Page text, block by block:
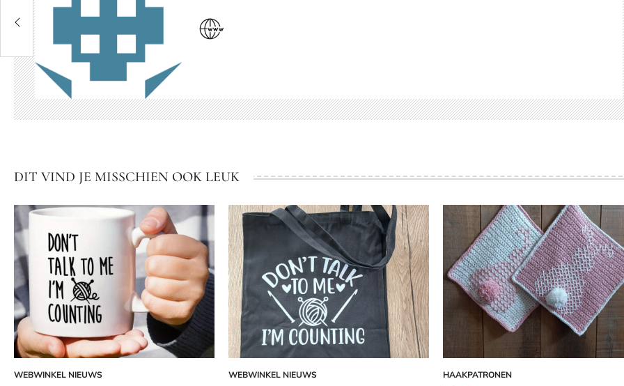
DIT VIND JE MISSCHIEN OOK LEUK
GEPLAATST
WEBWINKEL NIEUWS
GEPLAATST
WEBWINKEL NIEUWS
GEPLAATST
HAAKPATRONEN